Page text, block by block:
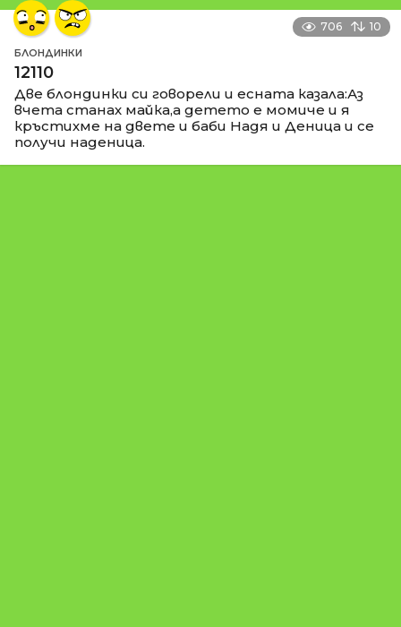
706 10
БЛОНДИНКИ
12110
Две блондинки си говорели и есната казала:Аз
вчета станах майка,а детето е момиче и я
кръстихме на двете и баби Надя и Деница и се
получи наденица.